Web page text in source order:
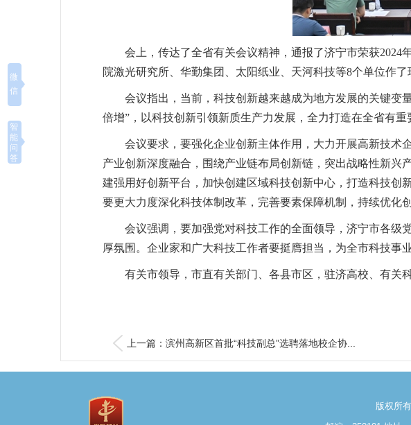
会上，传达了全省有关会议精神，通报了济宁市荣获
院激光研究所、华勤集团、太阳纸业、天河科技等8个单位作
会议指出，当前，科技创新越来越成为地方发展的关键变
倍增”，以科技创新引领新质生产力发展，全力打造在全省有重
会议要求，要强化企业创新主体作用，大力开展高新技术
产业创新深度融合，围绕产业链布局创新链，突出战略性新
建强用好创新平台，加快创建区域科技创新中心，打造科技创
要更大力度深化科技体制改革，完善要素保障机制，持续优化创
会议强调，要加强党对科技工作的全面领导，济宁市各级
厚氛围。企业家和广大科技工作者要挺膺担当，为全市科技事
有关市领导，市直有关部门、各县市区，驻济高校、有关
上一篇：滨州高新区首批“科技副总”选聘落地校企协...
版权所
微
信
智
能
问
答